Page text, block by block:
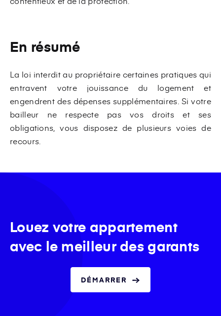
En résumé
La loi interdit au propriétaire certaines pratiques qui
entravent votre jouissance du logement et
engendrent des dépenses supplémentaires. Si votre
bailleur ne respecte pas vos droits et ses
obligations, vous disposez de plusieurs voies de
recours.
Louez votre appartement
avec le meilleur des garants
DÉMARRER